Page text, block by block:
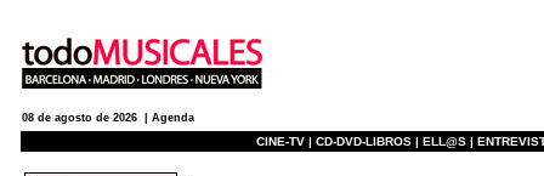
08 de agosto de 2026 | Agenda
CINE-TV | CD-DVD-LIBROS | ELL@S |